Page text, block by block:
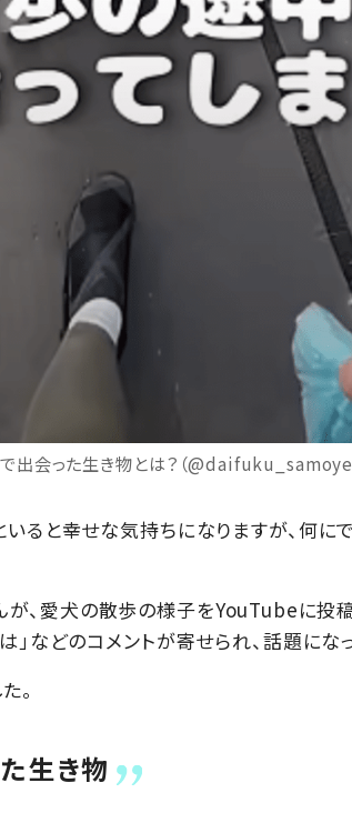
出会った生き物とは？（
いると幸せな気持ちになりますが、何に
愛犬の散歩の様子をYouTubeに投稿
」などのコメントが寄せられ、話題にな
。
生き物